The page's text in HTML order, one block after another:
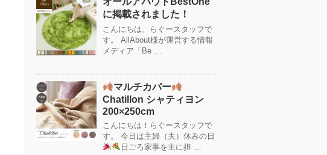
に掲載されました！
こんにちは、らぐースタッフで
す。 AllAbout様が運営する情報
メディア「Be …
マルチカバー
Chatillon シャティヨン
200×250cm
こんにちは！らぐースタッフで
す。 今日は主婦（夫）休みの日
日ごろ家事を主に担 …